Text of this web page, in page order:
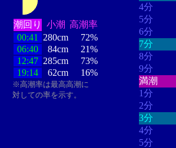
潮回り 小潮 高潮率
00:41
280cm
72%
06:40
84cm
21%
12:47 285cm
73%
19:14
62cm 16%
※高潮率は最高高潮に
対しての率を示す。
4分
5分
6分
7分
8分
9分
満潮
1分
2分
3分
4分
5分